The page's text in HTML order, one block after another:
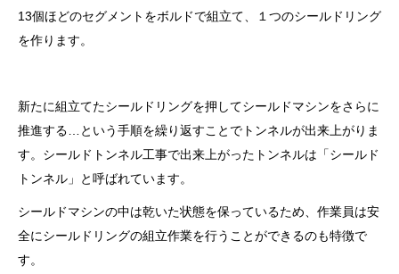
13個ほどのセグメントをボルドで組立て、１つのシールドリング
を作ります。
新たに組立てたシールドリングを押してシールドマシンをさらに
推進する…という手順を繰り返すことでトンネルが出来上がりま
す。シールドトンネル工事で出来上がったトンネルは「シールド
トンネル」と呼ばれています。
シールドマシンの中は乾いた状態を保っているため、作業員は安
全にシールドリングの組立作業を行うことができるのも特徴で
す。